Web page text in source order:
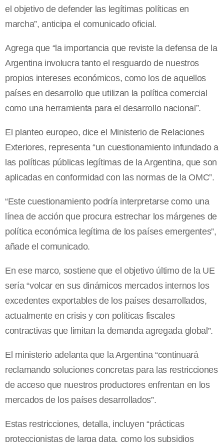
el objetivo de defender las legítimas políticas en
marcha”, anticipa el comunicado oficial.
Agrega que “la importancia que reviste la defensa de la
Argentina involucra tanto el resguardo de nuestros
propios intereses económicos, como los de aquellos
países en desarrollo que utilizan la política comercial
como una herramienta para el desarrollo nacional”.
El planteo europeo, dice el Ministerio de Relaciones
Exteriores, representa “un cuestionamiento infundado a
las políticas públicas legítimas de la Argentina, que son
aplicadas en conformidad con las normas de la OMC”.
“Este cuestionamiento podría interpretarse como una
línea de acción que procura estrechar los márgenes de
política económica legítima de los países emergentes”,
añade el comunicado.
En ese marco, sostiene que el objetivo último de la UE
sería “volcar en sus dinámicos mercados internos los
excedentes exportables de los países desarrollados,
actualmente en crisis y con políticas fiscales
contractivas que limitan la demanda agregada global”.
El ministerio adelanta que la Argentina “continuará
reclamando soluciones concretas para las restricciones
de acceso que nuestros productores enfrentan en los
mercados de los países desarrollados”.
Estas restricciones, detalla, incluyen “prácticas
proteccionistas de larga data, como los subsidios